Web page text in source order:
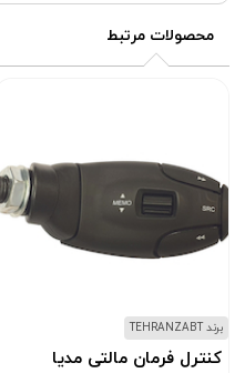
محصولات مرتبط
برند TEHRANZABT
کنترل فرمان مالتی مدیا